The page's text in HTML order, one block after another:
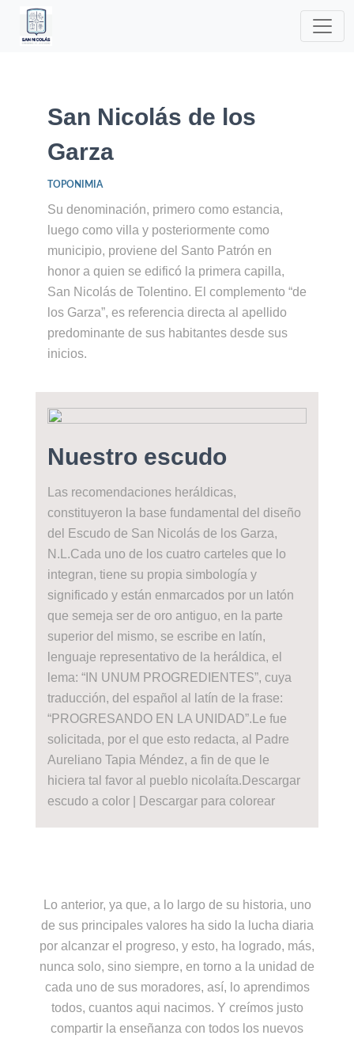
San Nicolás de los
Garza
TOPONIMIA
Su denominación, primero como estancia,
luego como villa y posteriormente como
municipio, proviene del Santo Patrón en
honor a quien se edificó la primera capilla,
San Nicolás de Tolentino. El complemento “de
los Garza”, es referencia directa al apellido
predominante de sus habitantes desde sus
inicios.
Nuestro escudo
Las recomendaciones heráldicas,
constituyeron la base fundamental del diseño
del Escudo de San Nicolás de los Garza,
N.L.Cada uno de los cuatro carteles que lo
integran, tiene su propia simbología y
significado y están enmarcados por un latón
que semeja ser de oro antiguo, en la parte
superior del mismo, se escribe en latín,
lenguaje representativo de la heráldica, el
lema: “IN UNUM PROGREDIENTES”, cuya
traducción, del español al latín de la frase:
“PROGRESANDO EN LA UNIDAD”.Le fue
solicitada, por el que esto redacta, al Padre
Aureliano Tapia Méndez, a fin de que le
hiciera tal favor al pueblo nicolaíta.Descargar
escudo a color | Descargar para colorear
Lo anterior, ya que, a lo largo de su historia, uno
de sus principales valores ha sido la lucha diaria
por alcanzar el progreso, y esto, ha logrado, más,
nunca solo, sino siempre, en torno a la unidad de
cada uno de sus moradores, así, lo aprendimos
todos, cuantos aqui nacimos. Y creímos justo
compartir la enseñanza con todos los nuevos